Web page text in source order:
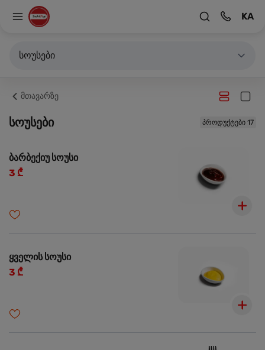
KA
სოუსები
მთავარზე
სოუსები პროდუქტები 17
ბარბექიუ სოუსი
3 ₾
ყველის სოუსი
3 ₾